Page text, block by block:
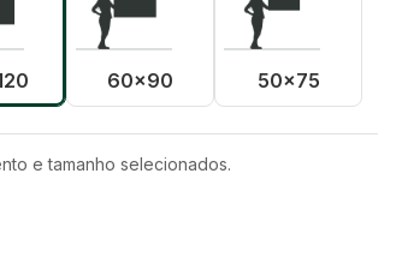
60x90 50x75
e tamanho selecionados.